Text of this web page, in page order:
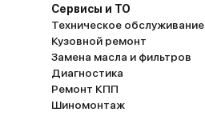
Сервисы и ТО
Техническое обслуживание
Кузовной ремонт
Замена масла и фильтров
Диагностика
Ремонт КПП
Шиномонтаж